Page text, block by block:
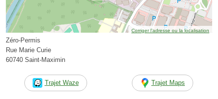
Corriger l’adresse ou la localisation
Zéro-Permis
Rue Marie Curie
60740 Saint-Maximin
Trajet Waze Trajet Maps